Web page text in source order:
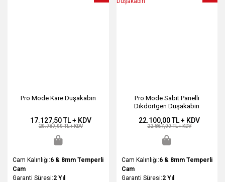
Pro Mode Kare Duşakabin
17.127,50 TL + KDV
20.787,00 TL + KDV
Cam Kalınlığı:6 & 8mm Temperli
Cam
Garanti Süresi:2 Yıl
Pro Mode Sabit Panelli
Dikdörtgen Duşakabin
22.100,00 TL + KDV
22.867,00 TL + KDV
Cam Kalınlığı:6 & 8mm Temperli
Cam
Garanti Süresi:2 Yıl